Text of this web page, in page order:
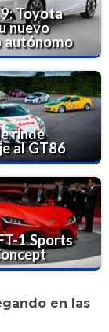
Toyota
nuevo
autónomo
rinde
al GT86
1 Sports
en las